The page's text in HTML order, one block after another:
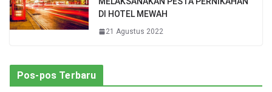
DI HOTEL MEWAH
21 Agustus 2022
Pos-pos Terbaru